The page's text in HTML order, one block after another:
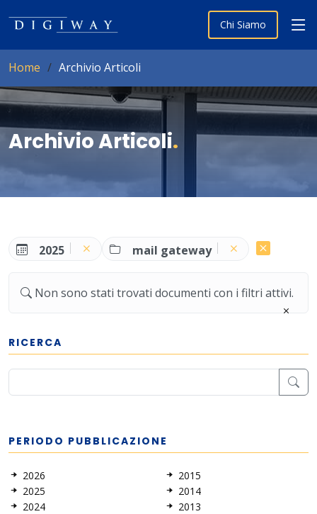
Chi Siamo
Home Archivio Articoli
Archivio Articoli.
2025 mail gateway
Non sono stati trovati documenti con i filtri attivi.
RICERCA
PERIODO PUBBLICAZIONE
2026
2025
2024
2015
2014
2013